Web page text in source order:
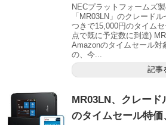
NECプラットフォームズ
「MR03LN」のクレード
つきで15,000円のタイム
点で既に予定数に到達)
Amazonのタイムセール対
の、今...
記事
MR03LN、クレード
のタイムセール特価